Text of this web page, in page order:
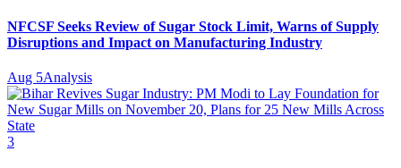
NFCSF Seeks Review of Sugar Stock Limit, Warns of Supply
Disruptions and Impact on Manufacturing Industry
Aug 5Analysis
3